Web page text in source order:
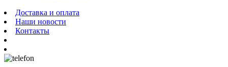
Доставка и оплата
Наши новости
Контакты